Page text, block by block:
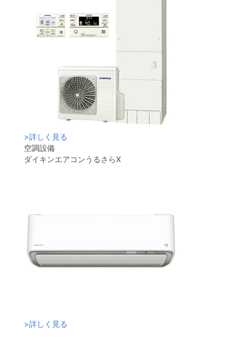
>詳しく見る
空調設備
ダイキンエアコンうるさらX
>詳しく見る